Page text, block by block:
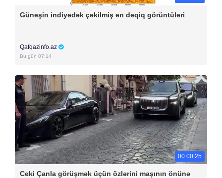
Günəşin indiyədək çəkilmiş ən dəqiq görüntüləri
Qafqazinfo.az
Bu gün 07:14
00:00:25
Ceki Çanla görüşmək üçün özlərini maşının önünə